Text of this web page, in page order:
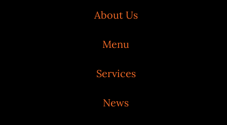
About Us
Menu
Services
News